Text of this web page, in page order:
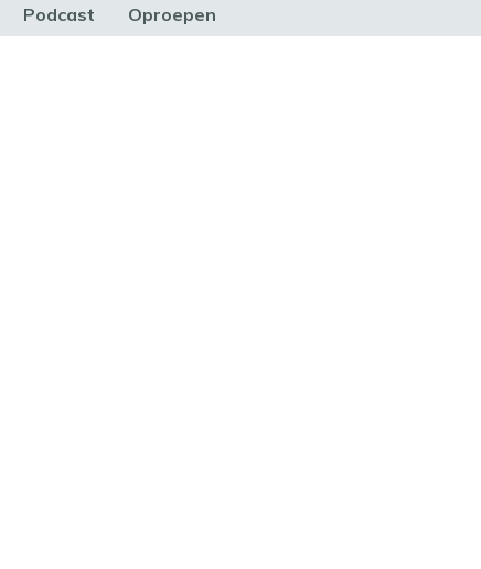
Podcast Oproepen